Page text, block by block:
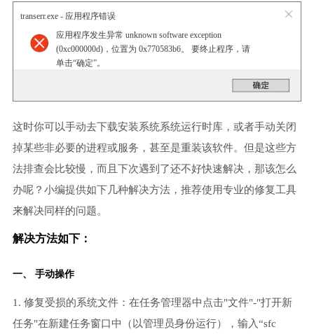
transerr.exe - 应用程序错误
应用程序发生异常 unknown software exception
(0xc000000d)，位置为 0x770583b6。 要终止程序，请
单击“确定”。
这时你可以手动去下载安装系统系统运行时库，或者手动关闭
掉某些非必要的进程或服务，甚至是重装该软件。但是这些方
法排查会比较慢，而且下次遇到了还不好快速解决，那该怎么
办呢？小编提供如下几种解决方法，推荐使用专业的修复工具
来解决同样的问题。
解决方法如下：
一、 手动操作
1. 修复受损的系统文件：在任务管理器中点击"文件"-"打开新
任务"在新建任务窗口中（以管理员身份运行），输入“sfc